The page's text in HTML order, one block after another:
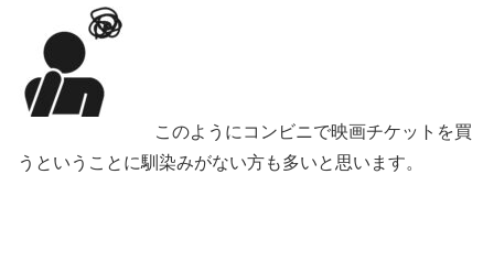
このようにコンビニで映画チケットを買
うということに馴染みがない方も多いと思います。